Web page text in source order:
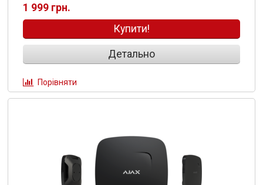
1 999 грн.
Купити!
Детально
Порівняти